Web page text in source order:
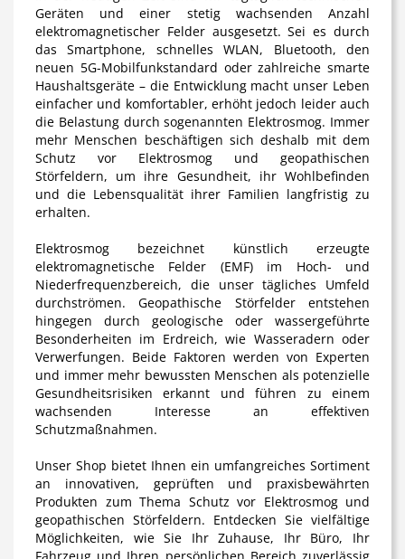
Geräten und einer stetig wachsenden Anzahl
elektromagnetischer Felder ausgesetzt. Sei es durch
das Smartphone, schnelles WLAN, Bluetooth, den
neuen 5G-Mobilfunkstandard oder zahlreiche smarte
Haushaltsgeräte – die Entwicklung macht unser Leben
einfacher und komfortabler, erhöht jedoch leider auch
die Belastung durch sogenannten Elektrosmog. Immer
mehr Menschen beschäftigen sich deshalb mit dem
Schutz vor Elektrosmog und geopathischen
Störfeldern, um ihre Gesundheit, ihr Wohlbefinden
und die Lebensqualität ihrer Familien langfristig zu
erhalten.
Elektrosmog bezeichnet künstlich erzeugte
elektromagnetische Felder (EMF) im Hoch- und
Niederfrequenzbereich, die unser tägliches Umfeld
durchströmen. Geopathische Störfelder entstehen
hingegen durch geologische oder wassergeführte
Besonderheiten im Erdreich, wie Wasseradern oder
Verwerfungen. Beide Faktoren werden von Experten
und immer mehr bewussten Menschen als potenzielle
Gesundheitsrisiken erkannt und führen zu einem
wachsenden Interesse an effektiven
Schutzmaßnahmen.
Unser Shop bietet Ihnen ein umfangreiches Sortiment
an innovativen, geprüften und praxisbewährten
Produkten zum Thema Schutz vor Elektrosmog und
geopathischen Störfeldern. Entdecken Sie vielfältige
Möglichkeiten, wie Sie Ihr Zuhause, Ihr Büro, Ihr
Fahrzeug und Ihren persönlichen Bereich zuverlässig